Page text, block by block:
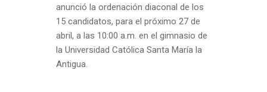
anunció la ordenación diaconal de los
15 candidatos, para el próximo 27 de
abril, a las 10:00 a.m. en el gimnasio de
la Universidad Católica Santa María la
Antigua.